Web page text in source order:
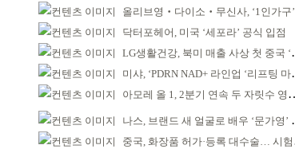
올리브영‧다이소‧무신사, ‘1인가구’가 이끈다
닥터포헤어, 미국 ‘세포라’ 공식 입점
LG생활건강, 북미 매출 사상 첫 중국 ‘추월’
미샤, ‘PDRN NAD+ 라인업 ‘리프팅 마스크’ 출시
아모레 올 1, 2분기 연속 두 자릿수 영업이익률 기록
나스, 브랜드 새 얼굴로 배우 ‘문가영’ 발탁
중국, 화장품 허가·등록 대수술… 시험자료 공용 허용